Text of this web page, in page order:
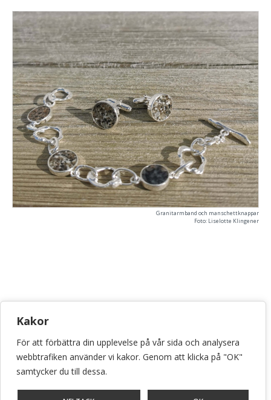
Kakor
För att förbättra din upplevelse på vår sida och analysera
webbtrafiken använder vi kakor. Genom att klicka på "OK"
samtycker du till dessa.
Granitarmband och manschettknappar
Foto: Liselotte Klingener
KONSTHANTVERKSCENTRUM
Bellmansgatan 5 • 118 20 Stockholm
info@konsthantverkscentrum.se
072-071 46 60